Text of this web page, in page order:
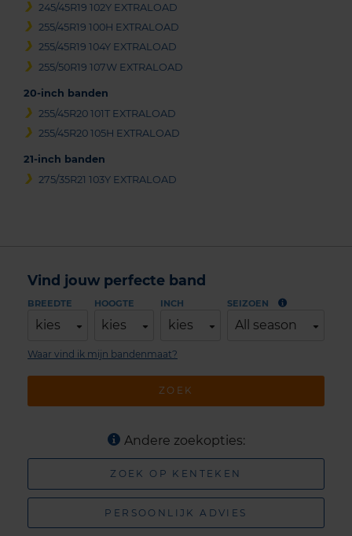
245/45R19 102Y EXTRALOAD
255/45R19 100H EXTRALOAD
255/45R19 104Y EXTRALOAD
255/50R19 107W EXTRALOAD
20-inch banden
255/45R20 101T EXTRALOAD
255/45R20 105H EXTRALOAD
21-inch banden
275/35R21 103Y EXTRALOAD
Vind jouw perfecte band
BREEDTE
kies
HOOGTE
kies
INCH
kies
SEIZOEN
All season
ZOEK
Waar vind ik mijn bandenmaat?
Andere zoekopties:
ZOEK OP KENTEKEN
PERSOONLIJK ADVIES